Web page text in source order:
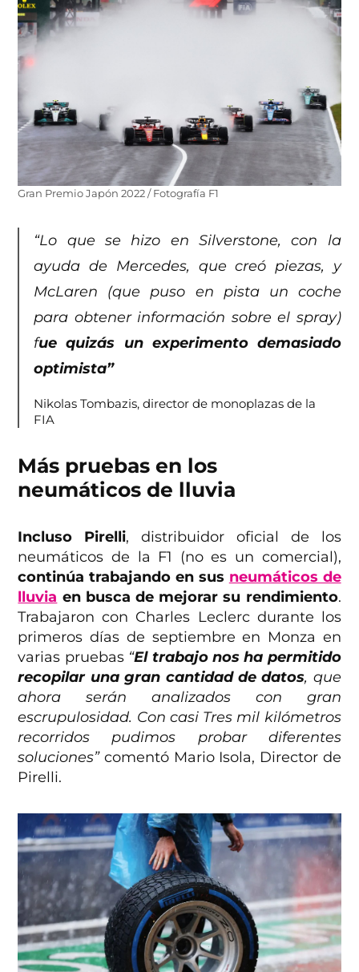
Gran Premio Japón 2022 / Fotografía F1
“Lo que se hizo en Silverstone, con la
ayuda de Mercedes, que creó piezas, y
McLaren (que puso en pista un coche
para obtener información sobre el spray)
fue quizás un experimento demasiado
optimista”
Nikolas Tombazis, director de monoplazas de la
FIA
Más pruebas en los
neumáticos de lluvia
Incluso Pirelli, distribuidor oficial de los
neumáticos de la F1 (no es un comercial),
continúa trabajando en sus neumáticos de
lluvia en busca de mejorar su rendimiento.
Trabajaron con Charles Leclerc durante los
primeros días de septiembre en Monza en
varias pruebas“El trabajo nos ha permitido
recopilar una gran cantidad de datos, que
ahora serán analizados con gran
escrupulosidad. Con casi Tres mil kilómetros
recorridos pudimos probar diferentes
soluciones”comentó Mario Isola, Director de
Pirelli.